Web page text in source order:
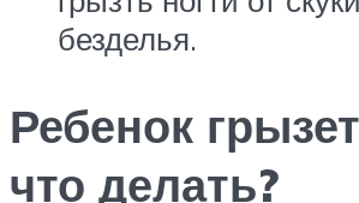
безделья.
Ребенок
что делать?